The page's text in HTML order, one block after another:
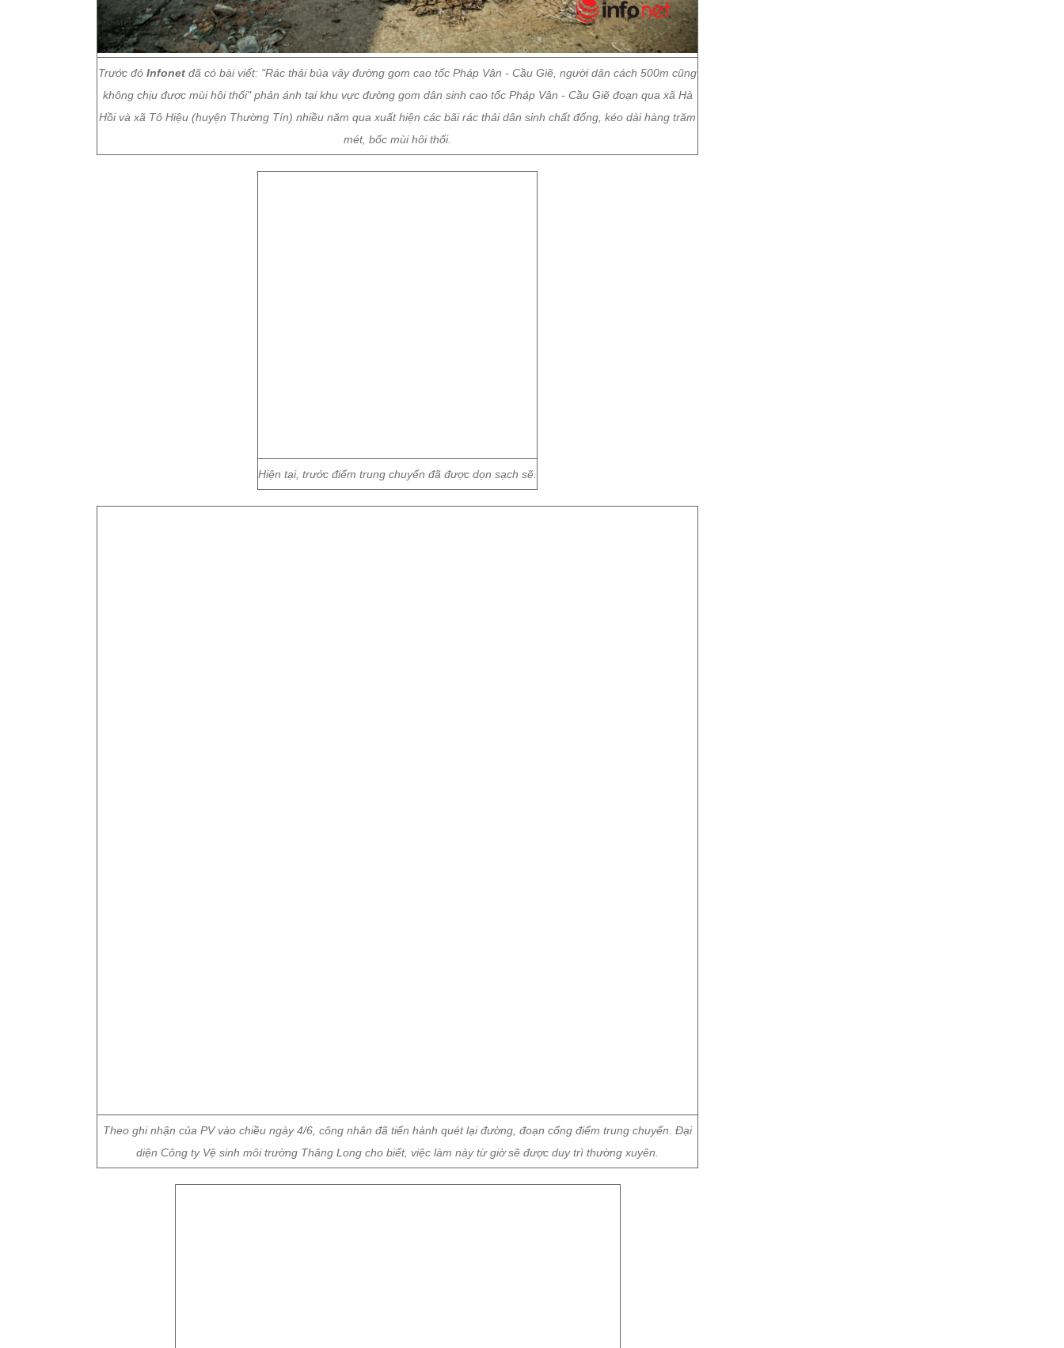
Trước đó Infonet đã có bài viết: "Rác thải bủa vây đường gom cao tốc Pháp Vân - Cầu Giẽ, người dân cách 500m cũng
không chịu được mùi hôi thối" phản ánh tại khu vực đường gom dân sinh cao tốc Pháp Vân - Cầu Giẽ đoạn qua xã Hà
Hồi và xã Tô Hiệu (huyện Thường Tín) nhiều năm qua xuất hiện các bãi rác thải dân sinh chất đống, kéo dài hàng trăm
mét, bốc mùi hôi thối.
Hiện tại, trước điểm trung chuyển đã được dọn sạch sẽ.
Theo ghi nhận của PV vào chiều ngày 4/6, công nhân đã tiến hành quét lại đường, đoạn cổng điểm trung chuyển. Đại
diện Công ty Vệ sinh môi trường Thăng Long cho biết, việc làm này từ giờ sẽ được duy trì thường xuyên.